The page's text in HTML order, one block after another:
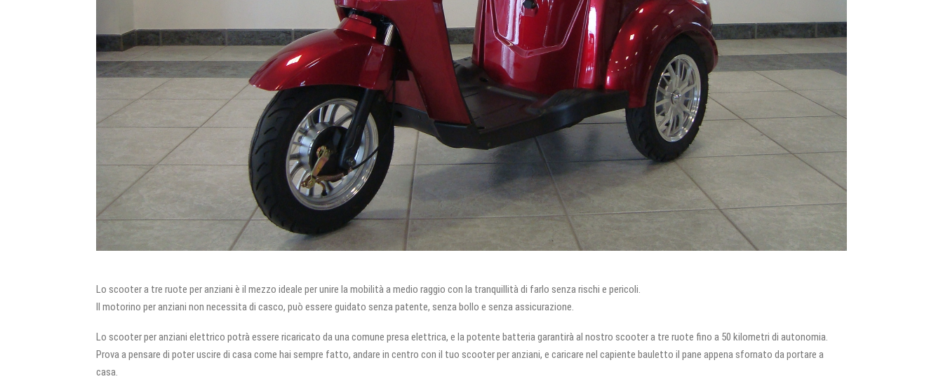
Lo scooter a tre ruote per anziani è il mezzo ideale per unire la mobilità a medio raggio con la tranquillità di farlo senza rischi e pericoli.
Il motorino per anziani non necessita di casco, può essere guidato senza patente, senza bollo e senza assicurazione.
Lo scooter per anziani elettrico potrà essere ricaricato da una comune presa elettrica, e la potente batteria garantirà al nostro scooter a tre ruote fino a 50 kilometri di autonomia.
Prova a pensare di poter uscire di casa come hai sempre fatto, andare in centro con il tuo scooter per anziani, e caricare nel capiente bauletto il pane appena sfornato da portare a
casa.